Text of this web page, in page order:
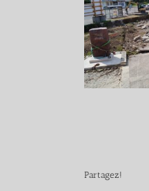
Partagez!